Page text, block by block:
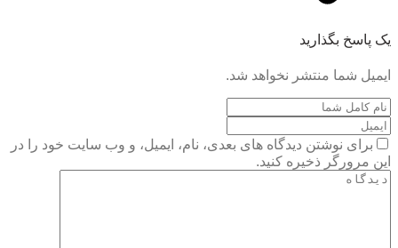
یک پاسخ بگذارید
ایمیل شما منتشر نخواهد شد.
برای نوشتن دیدگاه های بعدی، نام، ایمیل، و وب سایت خود را در
این مرورگر ذخیره کنید.